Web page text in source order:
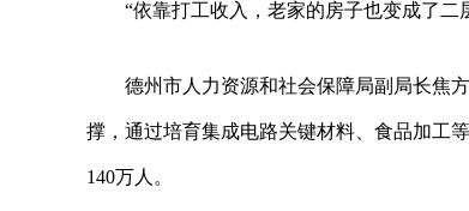
“依靠打工收入，老家的房子也变成了二
德州市人力资源和社会保障局副局长焦
撑，通过培育集成电路关键材料、食品加工
140万人。